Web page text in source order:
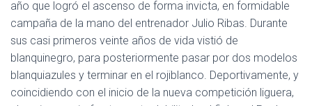
Ó
N
año que logró el ascenso de forma invicta, en formidable
campaña de la mano del entrenador Julio Ribas. Durante
sus casi primeros veinte años de vida vistió de
blanquinegro, para posteriormente pasar por dos modelos
blanquiazules y terminar en el rojiblanco. Deportivamente, y
coincidiendo con el inicio de la nueva competición liguera,